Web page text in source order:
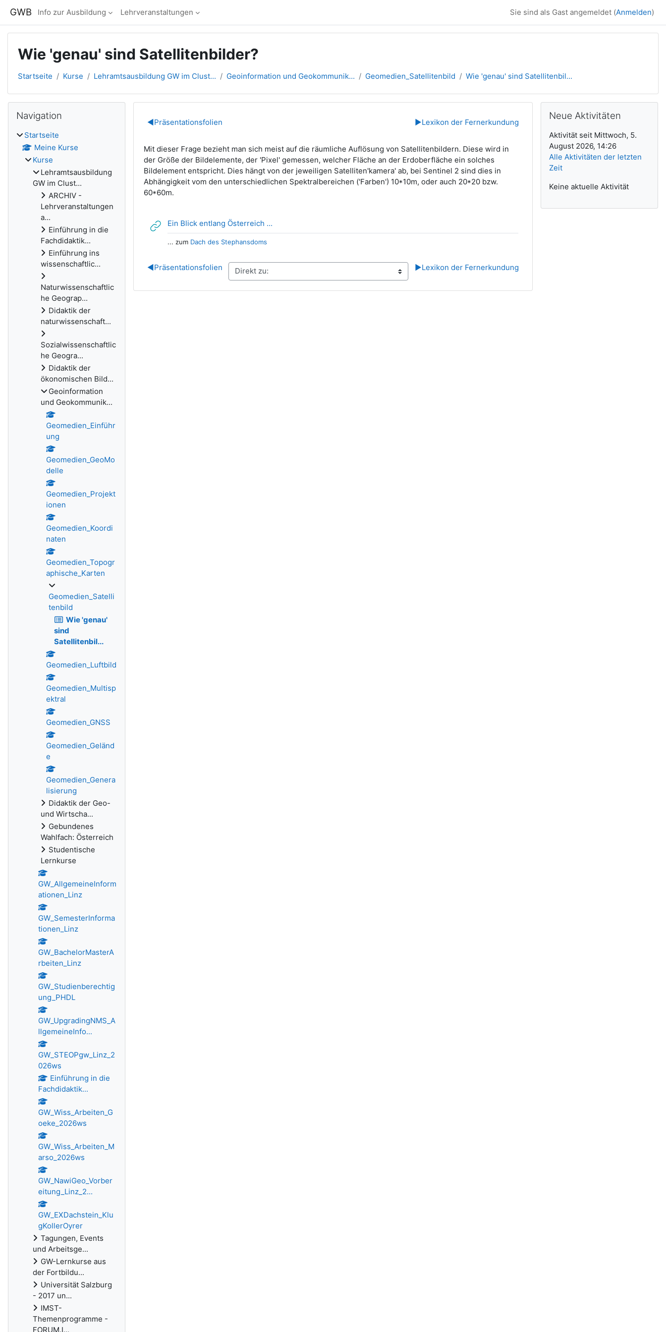
GWB Info zur Ausbildung Lehrveranstaltungen Sie sind als Gast angemeldet (Anmelden)
Wie 'genau' sind Satellitenbilder?
Startseite Kurse Lehramtsausbildung GW im Clust... Geoinformation und Geokommunik... Geomedien_Satellitenbild Wie 'genau' sind Satellitenbil...
Abschnittsübersicht
◀︎Präsentationsfolien ▶︎Lexikon der Fernerkundung
Mit dieser Frage bezieht man sich meist auf die räumliche Auflösung von Satellitenbildern. Diese wird in
der Größe der Bildelemente, der 'Pixel' gemessen, welcher Fläche an der Erdoberfläche ein solches
Bildelement entspricht. Dies hängt von der jeweiligen Satelliten'kamera' ab, bei Sentinel 2 sind dies in
Abhängigkeit vom den unterschiedlichen Spektralbereichen ('Farben') 10*10m, oder auch 20*20 bzw.
60*60m.
Ein Blick entlang Österreich ...
... zum Dach des Stephansdoms
◀︎Präsentationsfolien ▶︎Lexikon der Fernerkundung
Blöcke
Navigation
Startseite
Meine Kurse
Kurse
Lehramtsausbildung
GW im Clust...
ARCHIV -
Lehrveranstaltungen
a...
Einführung in die
Fachdidaktik...
Einführung ins
wissenschaftlic...
Naturwissenschaftlic
he Geograp...
Didaktik der
naturwissenschaft...
Sozialwissenschaftlic
he Geogra...
Didaktik der
ökonomischen Bild...
Geoinformation
und Geokommunik...
Geomedien_Einführ
ung
Geomedien_GeoMo
delle
Geomedien_Projekt
ionen
Geomedien_Koordi
naten
Geomedien_Topogr
aphische_Karten
Geomedien_Satelli
tenbild
Wie 'genau'
sind
Satellitenbil...
Geomedien_Luftbild
Geomedien_Multisp
ektral
Geomedien_GNSS
Geomedien_Geländ
e
Geomedien_Genera
lisierung
Didaktik der Geo-
und Wirtscha...
Gebundenes
Wahlfach: Österreich
Studentische
Lernkurse
GW_AllgemeineInform
ationen_Linz
GW_SemesterInforma
tionen_Linz
GW_BachelorMasterA
rbeiten_Linz
GW_Studienberechtig
ung_PHDL
GW_UpgradingNMS_A
llgemeineInfo...
GW_STEOPgw_Linz_2
026ws
Einführung in die
Fachdidaktik...
GW_Wiss_Arbeiten_G
oeke_2026ws
GW_Wiss_Arbeiten_M
arso_2026ws
GW_NawiGeo_Vorber
eitung_Linz_2...
GW_EXDachstein_Klu
gKollerOyrer
Tagungen, Events
und Arbeitsge...
GW-Lernkurse aus
der Fortbildu...
Universität Salzburg
- 2017 un...
IMST-
Themenprogramme -
FORUM.I...
Neue Aktivitäten
Aktivität seit Mittwoch, 5.
August 2026, 14:26
Alle Aktivitäten der letzten
Zeit
Keine aktuelle Aktivität